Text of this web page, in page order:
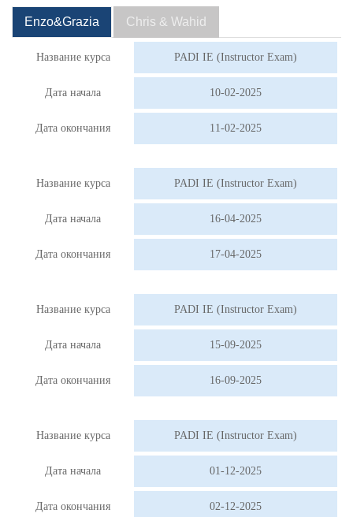
Enzo&Grazia Chris & Wahid
Название курса PADI IE (Instructor Exam)
Дата начала 10-02-2025
Дата окончания 11-02-2025
Название курса PADI IE (Instructor Exam)
Дата начала 16-04-2025
Дата окончания 17-04-2025
Название курса PADI IE (Instructor Exam)
Дата начала 15-09-2025
Дата окончания 16-09-2025
Название курса PADI IE (Instructor Exam)
Дата начала 01-12-2025
Дата окончания 02-12-2025